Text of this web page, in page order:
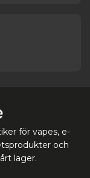
för vapes, e-
och
lager.